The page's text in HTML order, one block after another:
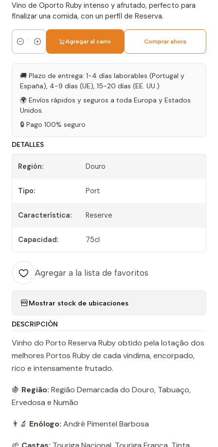
Vino de Oporto Ruby intenso y afrutado, perfecto para
finalizar una comida, con un perfil de Reserva.
Cantidad
Agregar al carro Comprar ahora
🚚 Plazo de entrega: 1-4 días laborables (Portugal y
España), 4-9 días (UE), 15-20 días (EE. UU.)
🌍 Envíos rápidos y seguros a toda Europa y Estados
Unidos.
🔒 Pago 100% seguro
DETALLES
Región: Douro
Tipo: Port
Característica: Reserve
Capacidad: 75cl
Agregar a la lista de favoritos
Mostrar stock de ubicaciones
DESCRIPCIÓN
Vinho do Porto Reserva Ruby obtido pela lotação dos
melhores Portos Ruby de cada vindima, encorpado,
rico e intensamente frutado.
🍇 Região: Região Demarcada do Douro, Tabuaço,
Ervedosa e Numão
👨‍🔬 Enólogo: André Pimentel Barbosa